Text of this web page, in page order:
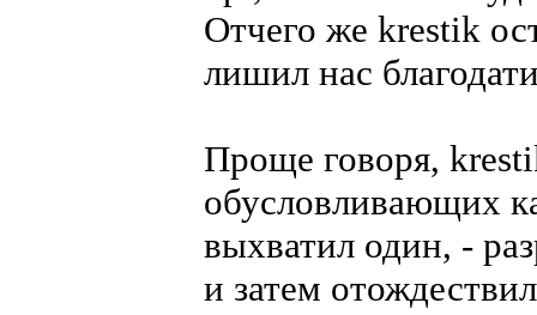
Отчего же krestik
лишил нас
Проще говоря,
обусловливающих
выхватил один, -
и затем